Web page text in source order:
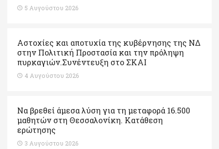
5 Αυγούστου 2026
Αστοχίες και αποτυχία της κυβέρνησης της ΝΔ
στην Πολιτική Προστασία και την πρόληψη
πυρκαγιών.Συνέντευξη στο ΣΚΑΙ
4 Αυγούστου 2026
Να βρεθεί άμεσα λύση για τη μεταφορά 16.500
μαθητών στη Θεσσαλονίκη. Κατάθεση
ερώτησης
3 Αυγούστου 2026